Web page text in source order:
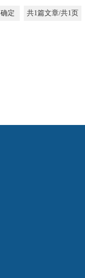
确定 共1篇文章/共1页